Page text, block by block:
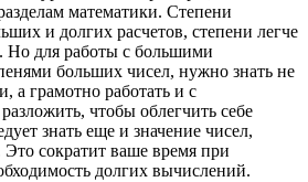
математики. Степени
и долгих расчетов, степени легче
Но для работы с большими
больших чисел, нужно знать не
а грамотно работать и с
чтобы облегчить себе
знать еще и значение чисел,
Это сократит ваше время при
долгих вычислений.